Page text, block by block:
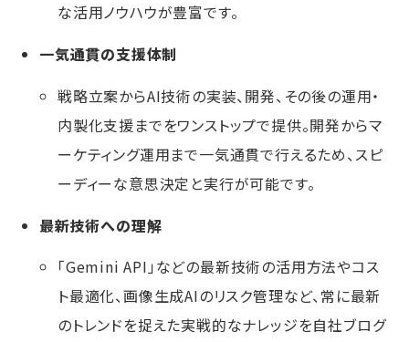
な活用ノウハウが豊富です。
一気通貫の支援体制
戦略立案からAI技術の実装、開発、その後の運用・
内製化支援までをワンストップで提供。開発からマ
ーケティング運用まで一気通貫で行えるため、スピ
ーディーな意思決定と実行が可能です。
最新技術への理解
「Gemini API」などの最新技術の活用方法やコス
ト最適化、画像生成AIのリスク管理など、常に最新
のトレンドを捉えた実戦的なナレッジを自社ブログ